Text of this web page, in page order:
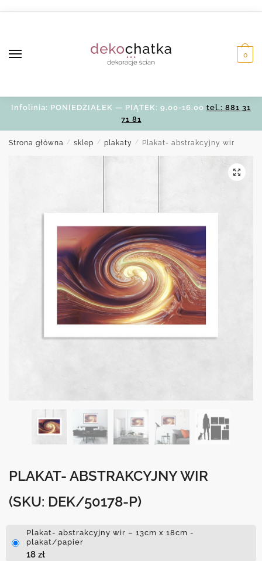
0
Infolinia: PONIEDZIAŁEK — PIĄTEK: 9.00-16.00 tel.: 881 31
71 81
Strona główna / sklep / plakaty / Plakat- abstrakcyjny wir
PLAKAT- ABSTRAKCYJNY WIR
(SKU: DEK/50178-P)
Plakat- abstrakcyjny wir – 13cm x 18cm -
plakat/papier
18 zł